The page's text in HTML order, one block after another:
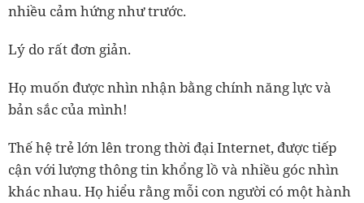
nhiều cảm hứng như trước.
Lý do rất đơn giản.
Họ muốn được nhìn nhận bằng chính năng lực và
bản sắc của mình!
Thế hệ trẻ lớn lên trong thời đại Internet, được tiếp
cận với lượng thông tin khổng lồ và nhiều góc nhìn
khác nhau. Họ hiểu rằng mỗi con người có một hành